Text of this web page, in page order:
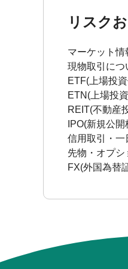
リスク
マーケット情
現物取引につ
ETF(上場投
ETN(上場投
REIT(不動産
IPO(新規公
信用取引・一
先物・オプシ
FX(外国為替